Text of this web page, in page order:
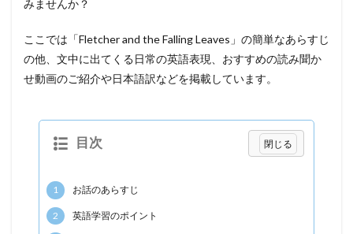
みませんか？
ここでは「Fletcher and the Falling Leaves」の簡単なあらすじ
の他、文中に出てくる日常の英語表現、おすすめの読み聞か
せ動画のご紹介や日本語訳などを掲載しています。
目次
1 お話のあらすじ
2 英語学習のポイント